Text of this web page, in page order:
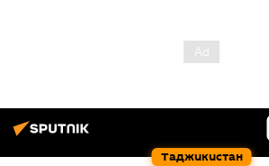
Таджикистан